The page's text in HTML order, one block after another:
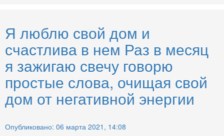
Я люблю свой дом и
счастлива в нем Раз в месяц
я зажигаю свечу говорю
простые слова, очищая свой
дом от негативной энергии
Опубликовано: 06 марта 2021, 14:08